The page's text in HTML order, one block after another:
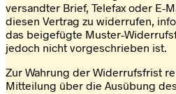
versandter Brief, Telefax oder E-
diesen Vertrag zu widerrufen,
das beigefügte Muster-
jedoch nicht vorgeschrieben ist.
Zur Wahrung der Widerrufsfrist
Mitteilung über die Ausübung